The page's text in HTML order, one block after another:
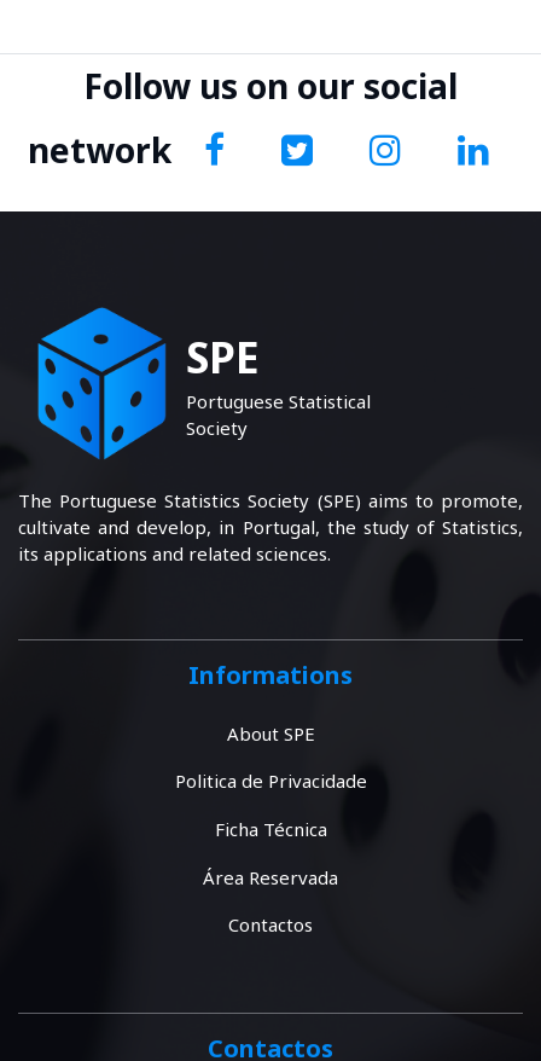
Follow us on our social
network
SPE
Portuguese Statistical
Society
The Portuguese Statistics Society (SPE) aims to promote,
cultivate and develop, in Portugal, the study of Statistics,
its applications and related sciences.
Informations
About SPE
Politica de Privacidade
Ficha Técnica
Área Reservada
Contactos
Contactos